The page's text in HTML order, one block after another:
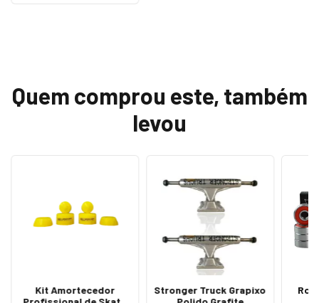
Quem comprou este, também
levou
Kit Amortecedor
Stronger Truck Grapixo